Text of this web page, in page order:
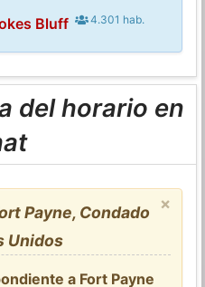
Bluff 4.301 hab.
del horario en
×
Payne, Condado
Unidos
a Fort Payne